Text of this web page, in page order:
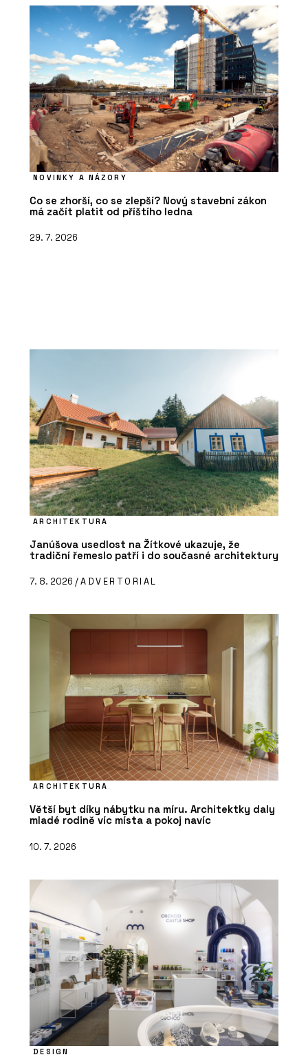
NOVINKY A NÁZORY
Co se zhorší, co se zlepší? Nový stavební zákon
má začít platit od příštího ledna
29. 7. 2026
ARCHITEKTURA
Janúšova usedlost na Žítkové ukazuje, že
tradiční řemeslo patří i do současné architektury
7. 8. 2026 /ADVERTORIAL
ARCHITEKTURA
Větší byt díky nábytku na míru. Architektky daly
mladé rodině víc místa a pokoj navíc
10. 7. 2026
DESIGN